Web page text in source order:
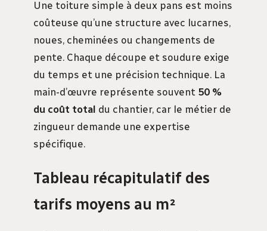
Une toiture simple à deux pans est moins
coûteuse qu’une structure avec lucarnes,
noues, cheminées ou changements de
pente. Chaque découpe et soudure exige
du temps et une précision technique. La
main-d’œuvre représente souvent 50 %
du coût total du chantier, car le métier de
zingueur demande une expertise
spécifique.
Tableau récapitulatif des
tarifs moyens au m²